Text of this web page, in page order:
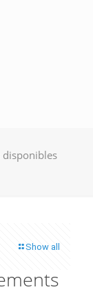
Show all